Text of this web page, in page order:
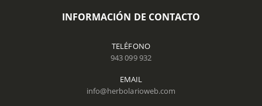
INFORMACIÓN DE CONTACTO
TELÉFONO
943 099 932
EMAIL
info@herbolarioweb.com